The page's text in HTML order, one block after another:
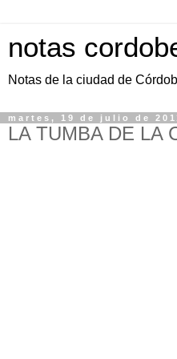
notas
Notas de la ciudad de
martes, 19 de julio de
LA TUMBA DE LA